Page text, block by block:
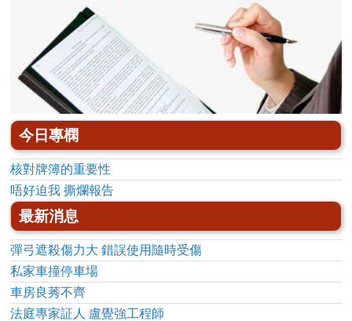
今日專㯗
核對牌簿的重要性
唔好迫我 撕爛報告
最新消息
彈弓遮殺傷力大 錯誤使用隨時受傷
私家車撞停車場
車房良莠不齊
法庭專家証人 盧覺強工程師